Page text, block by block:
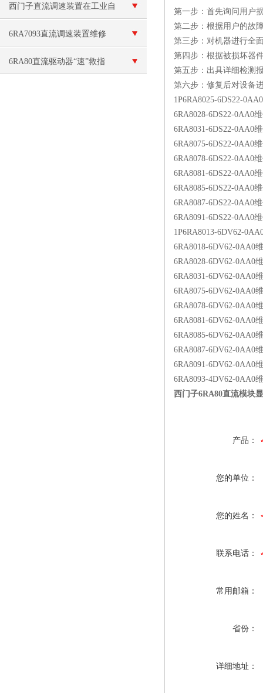
主板坏维修
西门子直流调速装置在工业自
动化中的应用
6RA7093直流调速装置维修
6RA80直流驱动器“速”救指
第一步：首先询问用户
第二步：根据用户的故
第三步：对机器进行全
第四步：根据被损坏器
第五步：出具详细检测
第六步：修复后对设备
1P6RA8025-6DS22-
6RA8028-6DS22-0AA0
6RA8031-6DS22-0AA0
6RA8075-6DS22-0AA0
6RA8078-6DS22-0AA0
6RA8081-6DS22-0AA0
6RA8085-6DS22-0AA0
6RA8087-6DS22-0AA0
6RA8091-6DS22-0AA0
1P6RA8013-6DV62-
6RA8018-6DV62-0AA0
6RA8028-6DV62-0AA0
6RA8031-6DV62-0AA0
6RA8075-6DV62-0AA0
6RA8078-6DV62-0AA0
6RA8081-6DV62-0AA0
6RA8085-6DV62-0AA0
6RA8087-6DV62-0AA0
6RA8091-6DV62-0AA0
6RA8093-4DV62-0AA0
西门子6RA80直流模块
产品：
您的单位：
您的姓名：
联系电话：
常用邮箱：
省份：
详细地址：